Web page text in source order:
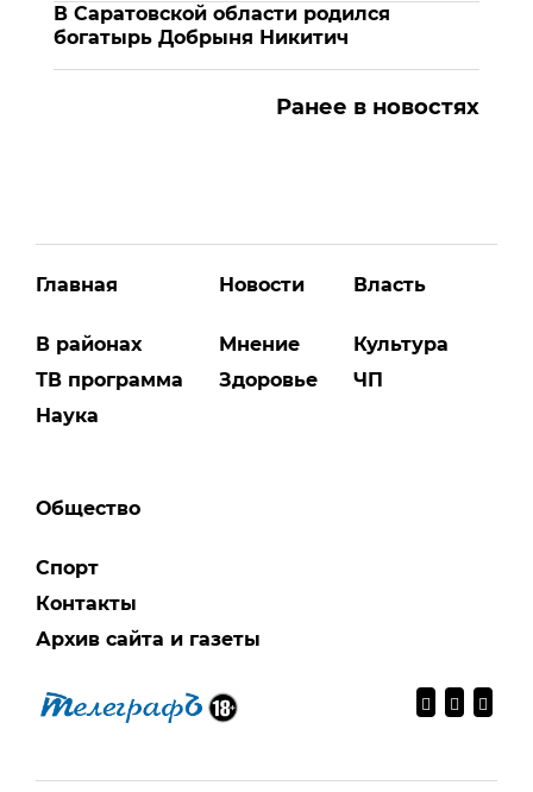
В Саратовской области родился
богатырь Добрыня Никитич
Ранее в новостях
Главная
В районах
ТВ программа
Наука
Новости
Мнение
Здоровье
Власть
Культура
ЧП
Общество
Спорт
Контакты
Архив сайта и газеты